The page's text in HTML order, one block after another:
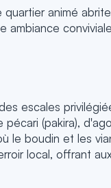
animé
ambiance
escales
(pakira),
le boudin et les
local, offrant